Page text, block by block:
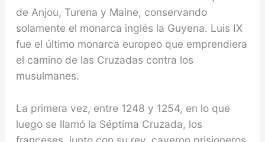
de Anjou, Turena y Maine, conservando
solamente el monarca inglés la Guyena. Luis IX
fue el último monarca europeo que emprendie­ra
el camino de las Cruzadas contra los
musulmanes.
La primera vez, entre 1248 y 1254, en lo que
luego se llamó la Séptima Cruzada, los